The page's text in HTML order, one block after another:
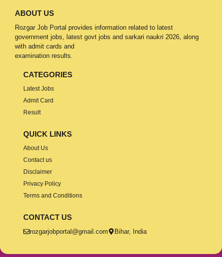
ABOUT US
Rozgar Job Portal provides information related to latest
government jobs, latest govt jobs and sarkari naukri 2026, along
with admit cards and
examination results.
CATEGORIES
Latest Jobs
Admit Card
Result
QUICK LINKS
About Us
Contact us
Disclaimer
Privacy Policy
Terms and Conditions
CONTACT US
rozgarjobportal@gmail.com Bihar, India